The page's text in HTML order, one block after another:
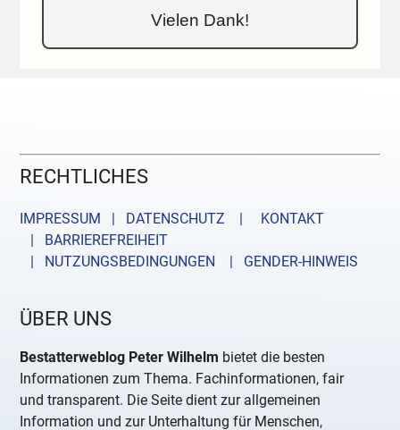
Vielen Dank!
RECHTLICHES
IMPRESSUM | DATENSCHUTZ |
KONTAKT
| BARRIEREFREIHEIT
| NUTZUNGSBEDINGUNGEN
| GENDER-HINWEIS
ÜBER UNS
Bestatterweblog Peter Wilhelm bietet die besten
Informationen zum Thema. Fachinformationen, fair
und transparent. Die Seite dient zur allgemeinen
Information und zur Unterhaltung für Menschen,